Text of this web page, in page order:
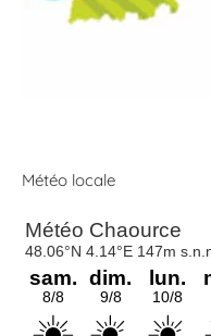
Météo locale